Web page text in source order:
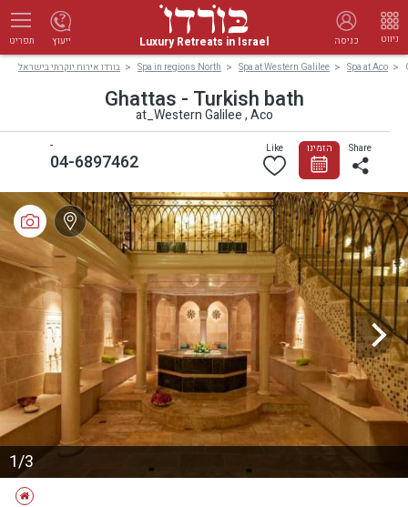
תפריט Luxury Retreats in Israel כניסה ניווט ייעוץ
בורדו אירוח יוקרתי בישראל Spa in regions North Spa at Western Galilee Spa at Aco
Ghattas - Turkish bath
at_Western Galilee , Aco
Share
Like הזמינו
04-6897462
-
1/3